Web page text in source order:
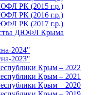
РК (2015 г.р.)
РК (2016 г.р.)
РК (2017 г.р.)
ДЮФЛ Крыма
2024"
2023"
Крым – 2022
Крым – 2021
Крым – 2020